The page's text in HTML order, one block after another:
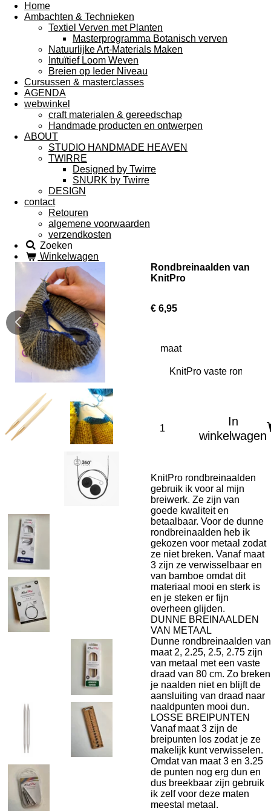
Home
Ambachten & Technieken
Textiel Verven met Planten
Masterprogramma Botanisch verven
Natuurlijke Art-Materials Maken
Intuïtief Loom Weven
Breien op Ieder Niveau
Cursussen & masterclasses
AGENDA
webwinkel
craft materialen & gereedschap
Handmade producten en ontwerpen
ABOUT
STUDIO HANDMADE HEAVEN
TWIRRE
Designed by Twirre
SNURK by Twirre
DESIGN
contact
Retouren
algemene voorwaarden
verzendkosten
Zoeken
Winkelwagen
Rondbreinaalden van
KnitPro
€ 6,95
maat
In
winkelwagen
KnitPro rondbreinaalden
gebruik ik voor al mijn
breiwerk. Ze zijn van
goede kwaliteit en
betaalbaar. Voor de dunne
rondbreinaalden heb ik
gekozen voor metaal zodat
ze niet breken. Vanaf maat
3 zijn ze verwisselbaar en
van bamboe omdat dit
materiaal mooi en sterk is
en je steken er fijn
overheen glijden.
DUNNE BREINAALDEN
VAN METAAL
Dunne rondbreinaalden van
maat 2, 2.25, 2.5, 2.75 zijn
van metaal met een vaste
draad van 80 cm. Zo breken
je naalden niet en blijft de
aansluiting van draad naar
naaldpunten mooi dun.
LOSSE BREIPUNTEN
Vanaf maat 3 zijn de
breipunten los zodat je ze
makelijk kunt verwisselen.
Omdat van maat 3 en 3.25
de punten nog erg dun en
dus breekbaar zijn gebruik
ik zelf voor deze maten
meestal metaal.